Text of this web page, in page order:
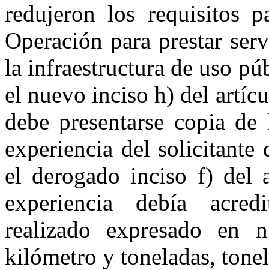
redujeron los requisitos
Operación para prestar
la infraestructura de uso
el nuevo inciso h) del
debe presentarse copia
experiencia del solicitante
el derogado inciso f) del
experiencia debía
realizado expresado en
kilómetro y toneladas,